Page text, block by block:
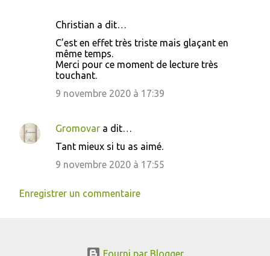
t
e
Christian a dit…
C’est en effet très triste mais glaçant en
même temps.
Merci pour ce moment de lecture très
touchant.
9 novembre 2020 à 17:39
Gromovar a dit…
Tant mieux si tu as aimé.
9 novembre 2020 à 17:55
Enregistrer un commentaire
Fourni par Blogger